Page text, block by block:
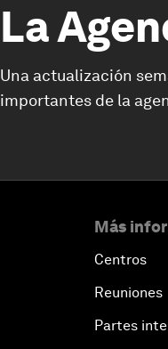
La
Una actualización
importantes de la
Más
Centros
Reuniones
Partes